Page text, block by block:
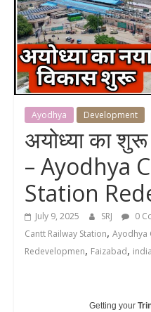
Ayodhya Development
अयोध्या का
– Ayodhya
Station
July 9, 2025 SRJ 0
Cantt Railway Station, Ayodhya
Redevelopmen, Faizabad,
Getting your